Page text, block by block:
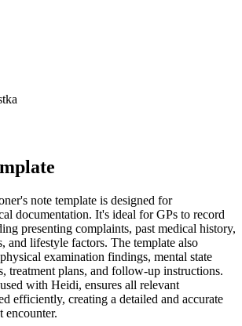
note template is designed for
documentation. It's ideal for GPs to record
presenting complaints, past medical history,
and lifestyle factors. The template also
examination findings, mental state
treatment plans, and follow-up instructions.
with Heidi, ensures all relevant
efficiently, creating a detailed and accurate
encounter.